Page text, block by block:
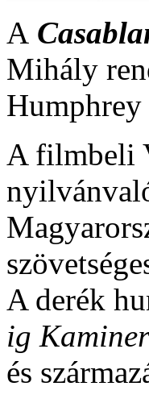
A
Mihály
A filmbeli
A derék
ig
és